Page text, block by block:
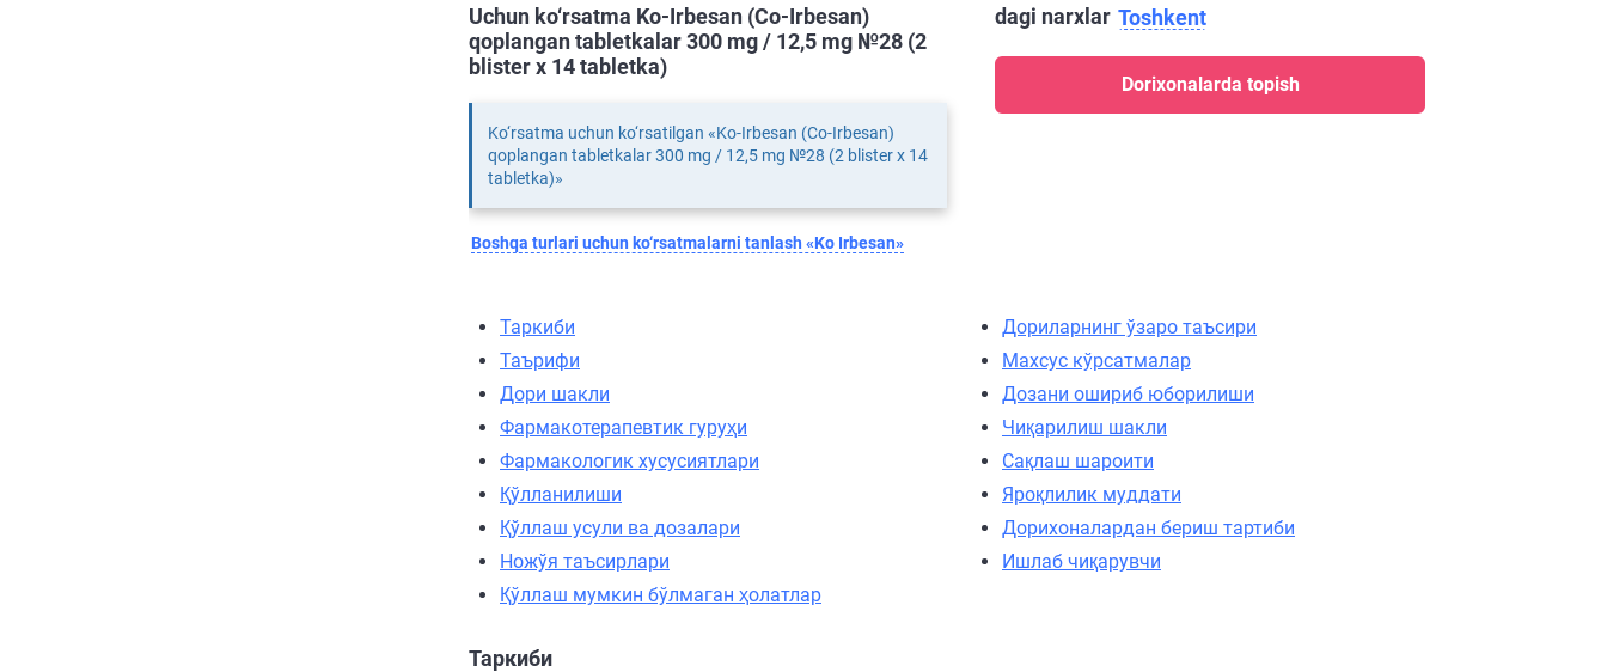
dagi narxlar Toshkent
Dorixonalarda topish
Uchun ko‘rsatma Ko-Irbesan (Co-Irbesan)
qoplangan tabletkalar 300 mg / 12,5 mg №28 (2
blister х 14 tabletka)
Ko‘rsatma uchun ko‘rsatilgan «Ko-Irbesan (Co-Irbesan)
qoplangan tabletkalar 300 mg / 12,5 mg №28 (2 blister х 14
tabletka)»
Boshqa turlari uchun ko‘rsatmalarni tanlash «Ko Irbesan»
Таркиби
Таърифи
Дори шакли
Фармакотерапевтик гуруҳи
Фармакологик хусусиятлари
Қўлланилиши
Қўллаш усули ва дозалари
Ножўя таъсирлари
Қўллаш мумкин бўлмаган ҳолатлар
Дориларнинг ўзаро таъсири
Махсус кўрсатмалар
Дозани ошириб юборилиши
Чиқарилиш шакли
Сақлаш шароити
Яроқлилик муддати
Дорихоналардан бериш тартиби
Ишлаб чиқарувчи
Таркиби